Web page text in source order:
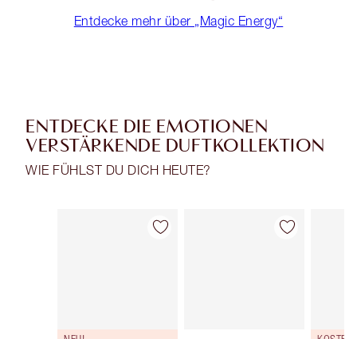
Entdecke mehr über „Magic Energy“
ENTDECKE DIE EMOTIONEN
VERSTÄRKENDE DUFTKOLLEKTION
WIE FÜHLST DU DICH HEUTE?
Artikel 1 von 29 Artikel 2 von 29